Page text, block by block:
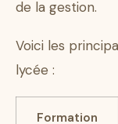
de la gestion.
Voici les
lycée :
Formation